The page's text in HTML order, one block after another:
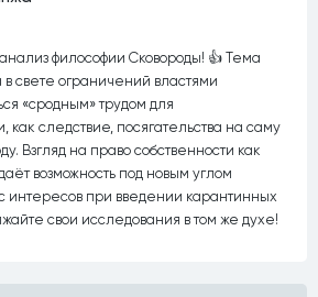
философии Сковороды! 👍 Тема
свете ограничений властями
«сродным» трудом для
следствие, посягательства на саму
Взгляд на право собственности как
возможность под новым углом
интересов при введении карантинных
свои исследования в том же духе!